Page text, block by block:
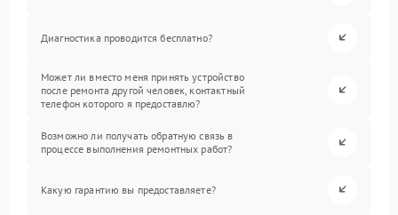
Диагностика проводится бесплатно?
Может ли вместо меня принять устройство
после ремонта другой человек, контактный
телефон которого я предоставлю?
Возможно ли получать обратную связь в
процессе выполнения ремонтных работ?
Какую гарантию вы предоставляете?